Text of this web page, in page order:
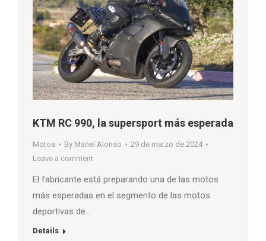
KTM RC 990, la supersport más esperada
Motos By Manel Alonso
29 de marzo de 2024
Leave a comment
El fabricante está preparando una de las motos
más esperadas en el segmento de las motos
deportivas de…
Details